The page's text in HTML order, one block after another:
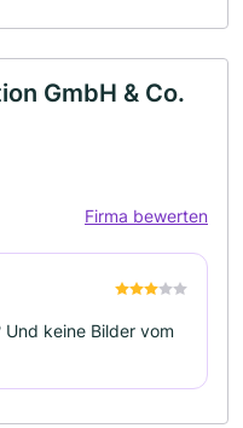
GmbH & Co.
Firma bewerten
keine Bilder vom